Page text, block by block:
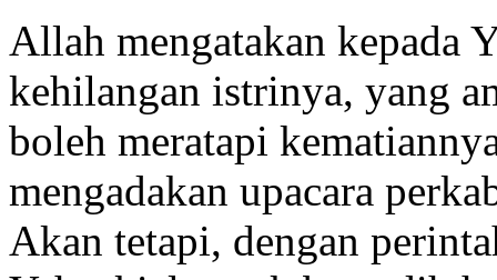
Allah mengatakan kepada
kehilangan istrinya, yang
boleh meratapi
mengadakan upacara
Akan tetapi, dengan